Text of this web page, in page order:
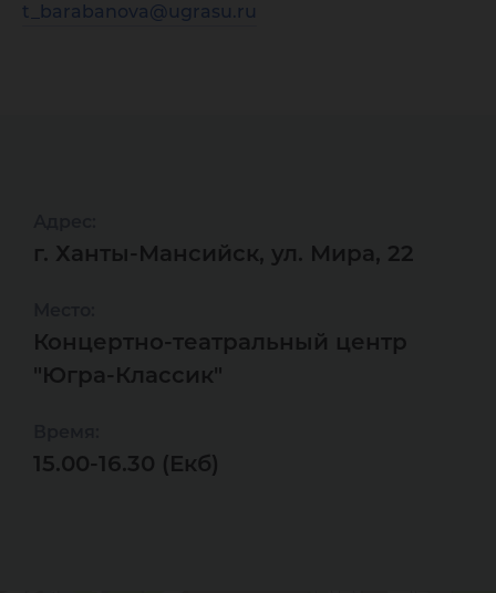
t_barabanova@ugrasu.ru
г. Ханты-Мансийск, ул. Мира, 22
Концертно-театральный центр
"Югра-Классик"
15.00-16.30 (Екб)